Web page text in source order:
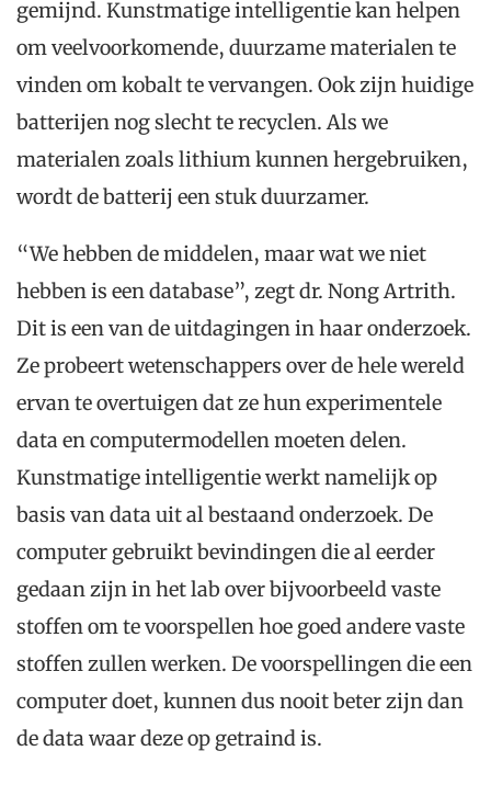
gemijnd. Kunstmatige intelligentie kan helpen
om veelvoorkomende, duurzame materialen te
vinden om kobalt te vervangen. Ook zijn huidige
batterijen nog slecht te recyclen. Als we
materialen zoals lithium kunnen hergebruiken,
wordt de batterij een stuk duurzamer.
“We hebben de middelen, maar wat we niet
hebben is een database”, zegt dr. Nong Artrith.
Dit is een van de uitdagingen in haar onderzoek.
Ze probeert wetenschappers over de hele wereld
ervan te overtuigen dat ze hun experimentele
data en computermodellen moeten delen.
Kunstmatige intelligentie werkt namelijk op
basis van data uit al bestaand onderzoek. De
computer gebruikt bevindingen die al eerder
gedaan zijn in het lab over bijvoorbeeld vaste
stoffen om te voorspellen hoe goed andere vaste
stoffen zullen werken. De voorspellingen die een
computer doet, kunnen dus nooit beter zijn dan
de data waar deze op getraind is.